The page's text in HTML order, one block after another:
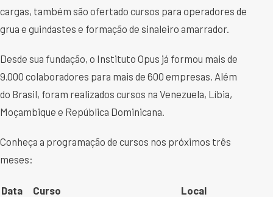
cargas, também são ofertado cursos para operadores de
grua e guindastes e formação de sinaleiro amarrador.
Desde sua fundação, o Instituto Opus já formou mais de
9.000 colaboradores para mais de 600 empresas. Além
do Brasil, foram realizados cursos na Venezuela, Líbia,
Moçambique e República Dominicana.
Conheça a programação de cursos nos próximos três
meses:
Data Curso Local